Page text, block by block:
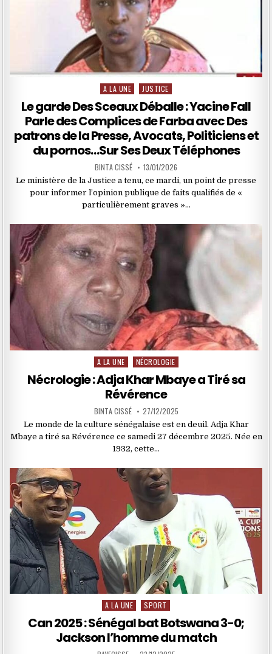
Posted
in
A LA UNE JUSTICE
Le garde Des Sceaux Déballe : Yacine Fall
Parle des Complices de Farba avec Des
patrons de la Presse, Avocats, Politiciens et
du pornos…Sur Ses Deux Téléphones
BINTA CISSÉ 13/01/2026
Le ministère de la Justice a tenu, ce mardi, un point de presse
pour informer l’opinion publique de faits qualifiés de «
particulièrement graves »…
Posted
in
A LA UNE NÉCROLOGIE
Nécrologie : Adja Khar Mbaye a Tiré sa
Révérence
BINTA CISSÉ 27/12/2025
Le monde de la culture sénégalaise est en deuil. Adja Khar
Mbaye a tiré sa Révérence ce samedi 27 décembre 2025. Née en
1932, cette…
Posted
A LA UNE SPORT
Can 2025 : Sénégal bat Botswana 3-0;
Jackson l’homme du match